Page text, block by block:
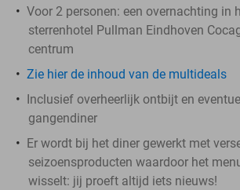
Voor 2 personen: een overnachting in
sterrenhotel Pullman Eindhoven
centrum
Zie hier de inhoud van de multideals
Inclusief overheerlijk ontbijt en
gangendiner
Er wordt bij het diner gewerkt met
seizoensproducten waardoor het
wisselt: jij proeft altijd iets nieuws!